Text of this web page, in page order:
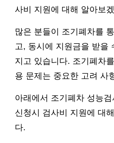
사비 지원에 대해 알아보
많은 분들이 조기폐차를
고, 동시에 지원금을 받을
지고 있습니다. 조기폐차
용 문제는 중요한 고려 사
아래에서 조기폐차 성능
신청시 검사비 지원에 대
다.